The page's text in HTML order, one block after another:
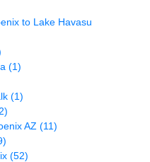
to Lake Havasu
(1)
(1)
AZ (11)
(52)